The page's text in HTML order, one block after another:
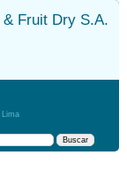
& Fruit Dry S.A.
Lima